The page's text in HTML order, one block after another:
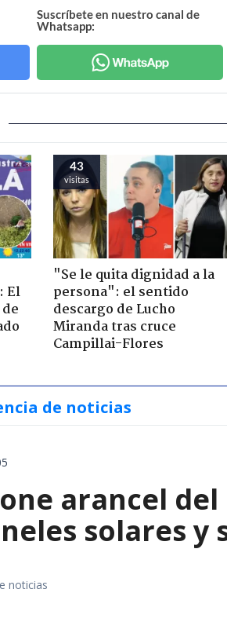
Suscríbete en nuestro canal de
Whatsapp:
El
43
visitas
"Se le quita dignidad a la
persona": el sentido
descargo de Lucho
Miranda tras cruce
Campillai-Flores
de noticias
arancel
solares y
noticias